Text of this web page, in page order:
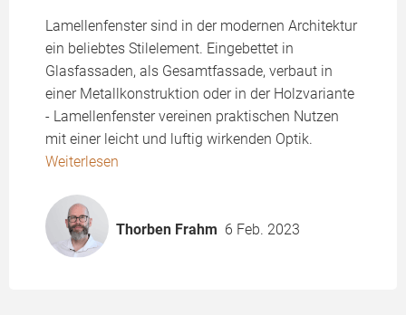
Lamellenfenster sind in der modernen Architektur
ein beliebtes Stilelement. Eingebettet in
Glasfassaden, als Gesamtfassade, verbaut in
einer Metallkonstruktion oder in der Holzvariante
- Lamellenfenster vereinen praktischen Nutzen
mit einer leicht und luftig wirkenden Optik.
Weiterlesen
Thorben Frahm 6 Feb. 2023